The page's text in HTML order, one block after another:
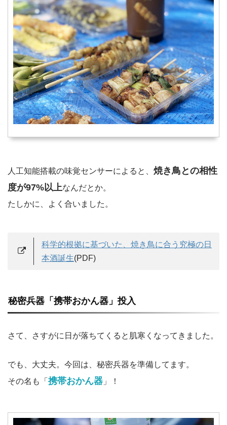
人工知能搭載の味覚センサーによると、 焼き鳥との相性
度が97%以上なんだとか。
たしかに、よく合いました。
科学的根拠に基づいた、焼き鳥に合う究極の日
本酒誕生(PDF)
秘密兵器「携帯おかん器」投入
さて、さすがに日が落ちてくると肌寒くなってきました。
でも、大丈夫。今回は、秘密兵器を準備してます。
その名も「 携帯おかん器 」！